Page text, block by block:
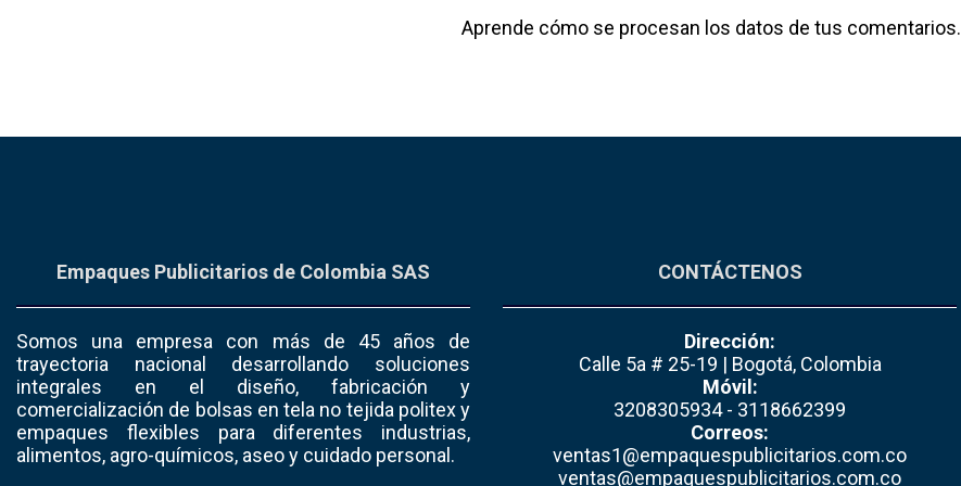
Aprende cómo se procesan los datos de tus comentarios.
Empaques Publicitarios de Colombia SAS
Somos una empresa con más de 45 años de
trayectoria nacional desarrollando soluciones
integrales en el diseño, fabricación y
comercialización de bolsas en tela no tejida politex y
empaques flexibles para diferentes industrias,
alimentos, agro-químicos, aseo y cuidado personal.
CONTÁCTENOS
Dirección:
Calle 5a # 25-19 | Bogotá, Colombia
Móvil:
3208305934 - 3118662399
Correos:
ventas1@empaquespublicitarios.com.co
ventas@empaquespublicitarios.com.co